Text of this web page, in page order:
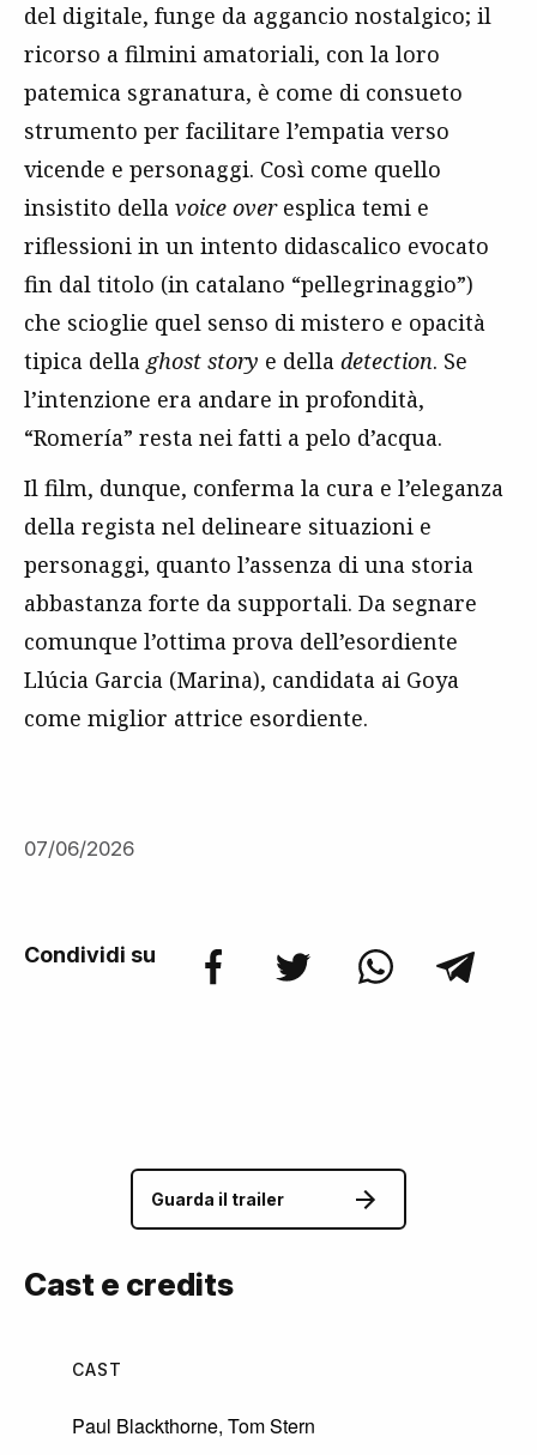
del digitale, funge da aggancio nostalgico; il
ricorso a filmini amatoriali, con la loro
patemica sgranatura, è come di consueto
strumento per facilitare l’empatia verso
vicende e personaggi. Così come quello
insistito della voice overesplica temi e
riflessioni in un intento didascalico evocato
fin dal titolo (in catalano “pellegrinaggio”)
che scioglie quel senso di mistero e opacità
tipica della ghost story e della detection. Se
l’intenzione era andare in profondità,
“Romería” resta nei fatti a pelo d’acqua.
Il film, dunque, conferma la cura e l’eleganza
della regista nel delineare situazioni e
personaggi, quanto l’assenza di una storia
abbastanza forte da supportali. Da segnare
comunque l’ottima prova dell’esordiente
Llúcia Garcia (Marina), candidata ai Goya
come miglior attrice esordiente.
07/06/2026
Condividi su
Guarda il trailer
Cast e credits
CAST
Paul Blackthorne, Tom Stern